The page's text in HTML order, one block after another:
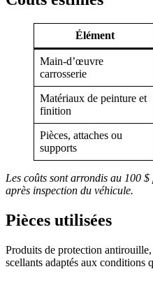
Élément
Main-d’œuvre
carrosserie
Matériaux de peinture et
finition
Pièces, attaches ou
supports
Les coûts sont arrondis au 100
après inspection du véhicule.
Pièces utilisées
Produits de protection
scellants adaptés aux conditions